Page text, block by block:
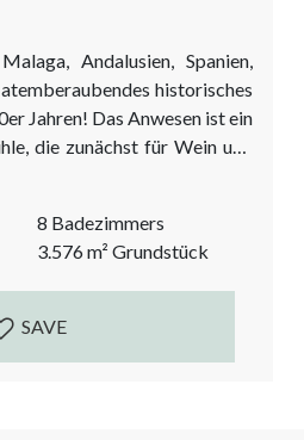
Andalusien, Spanien,
historisches
Jahren! Das Anwesen ist ein
die zunächst für Wein und
und historischen
Gebäudes und kombiniert
und minimalistischen
und ist nun...
8 Badezimmers
3.576m² Grundstück
SAVE